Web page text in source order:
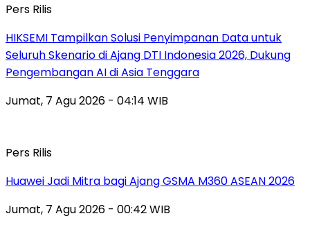
Pers Rilis
HIKSEMI Tampilkan Solusi Penyimpanan Data untuk
Seluruh Skenario di Ajang DTI Indonesia 2026, Dukung
Pengembangan AI di Asia Tenggara
Jumat, 7 Agu 2026 - 04:14 WIB
Pers Rilis
Huawei Jadi Mitra bagi Ajang GSMA M360 ASEAN 2026
Jumat, 7 Agu 2026 - 00:42 WIB